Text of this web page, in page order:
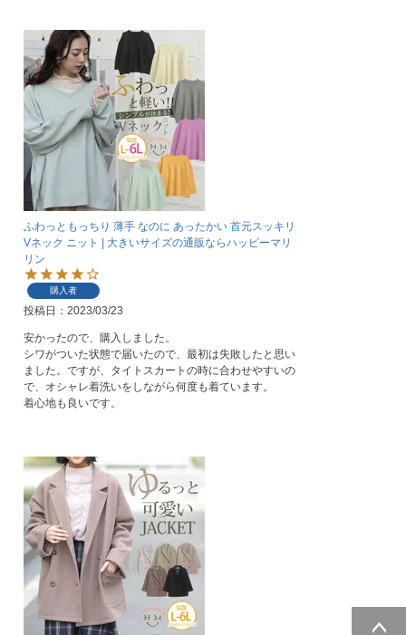
ふわっともっちり 薄手 なのに あったかい 首元スッキリ
Vネック ニット | 大きいサイズの通販ならハッピーマリ
リン
購入者
投稿日 2023/03/23
安かったので、購入しました。
シワがついた状態で届いたので、最初は失敗したと思い
ました。ですが、タイトスカートの時に合わせやすいの
で、オシャレ着洗いをしながら何度も着ています。
着心地も良いです。